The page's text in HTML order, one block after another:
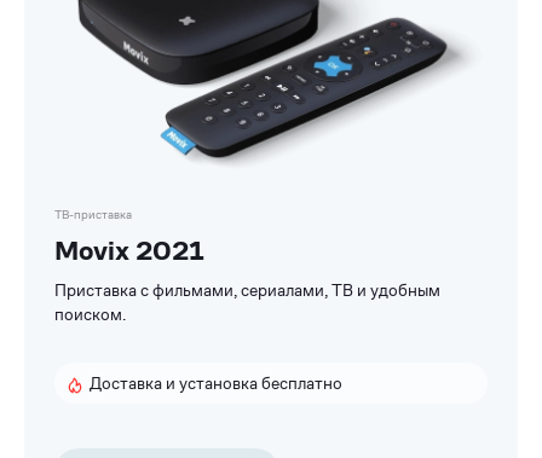
ТВ-приставка
Movix 2021
Приставка с фильмами, сериалами, ТВ и удобным
поиском.
Доставка и установка бесплатно